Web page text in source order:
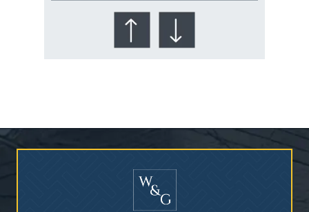
¿Quién corre el riesgo de